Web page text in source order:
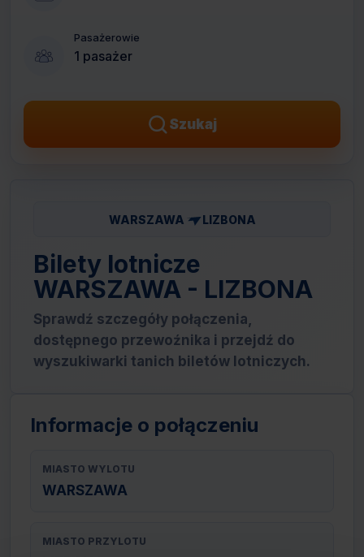
WARSZAWA LIZBONA
Bilety lotnicze
WARSZAWA - LIZBONA
Sprawdź szczegóły połączenia,
dostępnego przewoźnika i przejdź do
wyszukiwarki tanich biletów lotniczych.
Pasażerowie
1 pasażer
Szukaj
Informacje o połączeniu
MIASTO WYLOTU
WARSZAWA
MIASTO PRZYLOTU